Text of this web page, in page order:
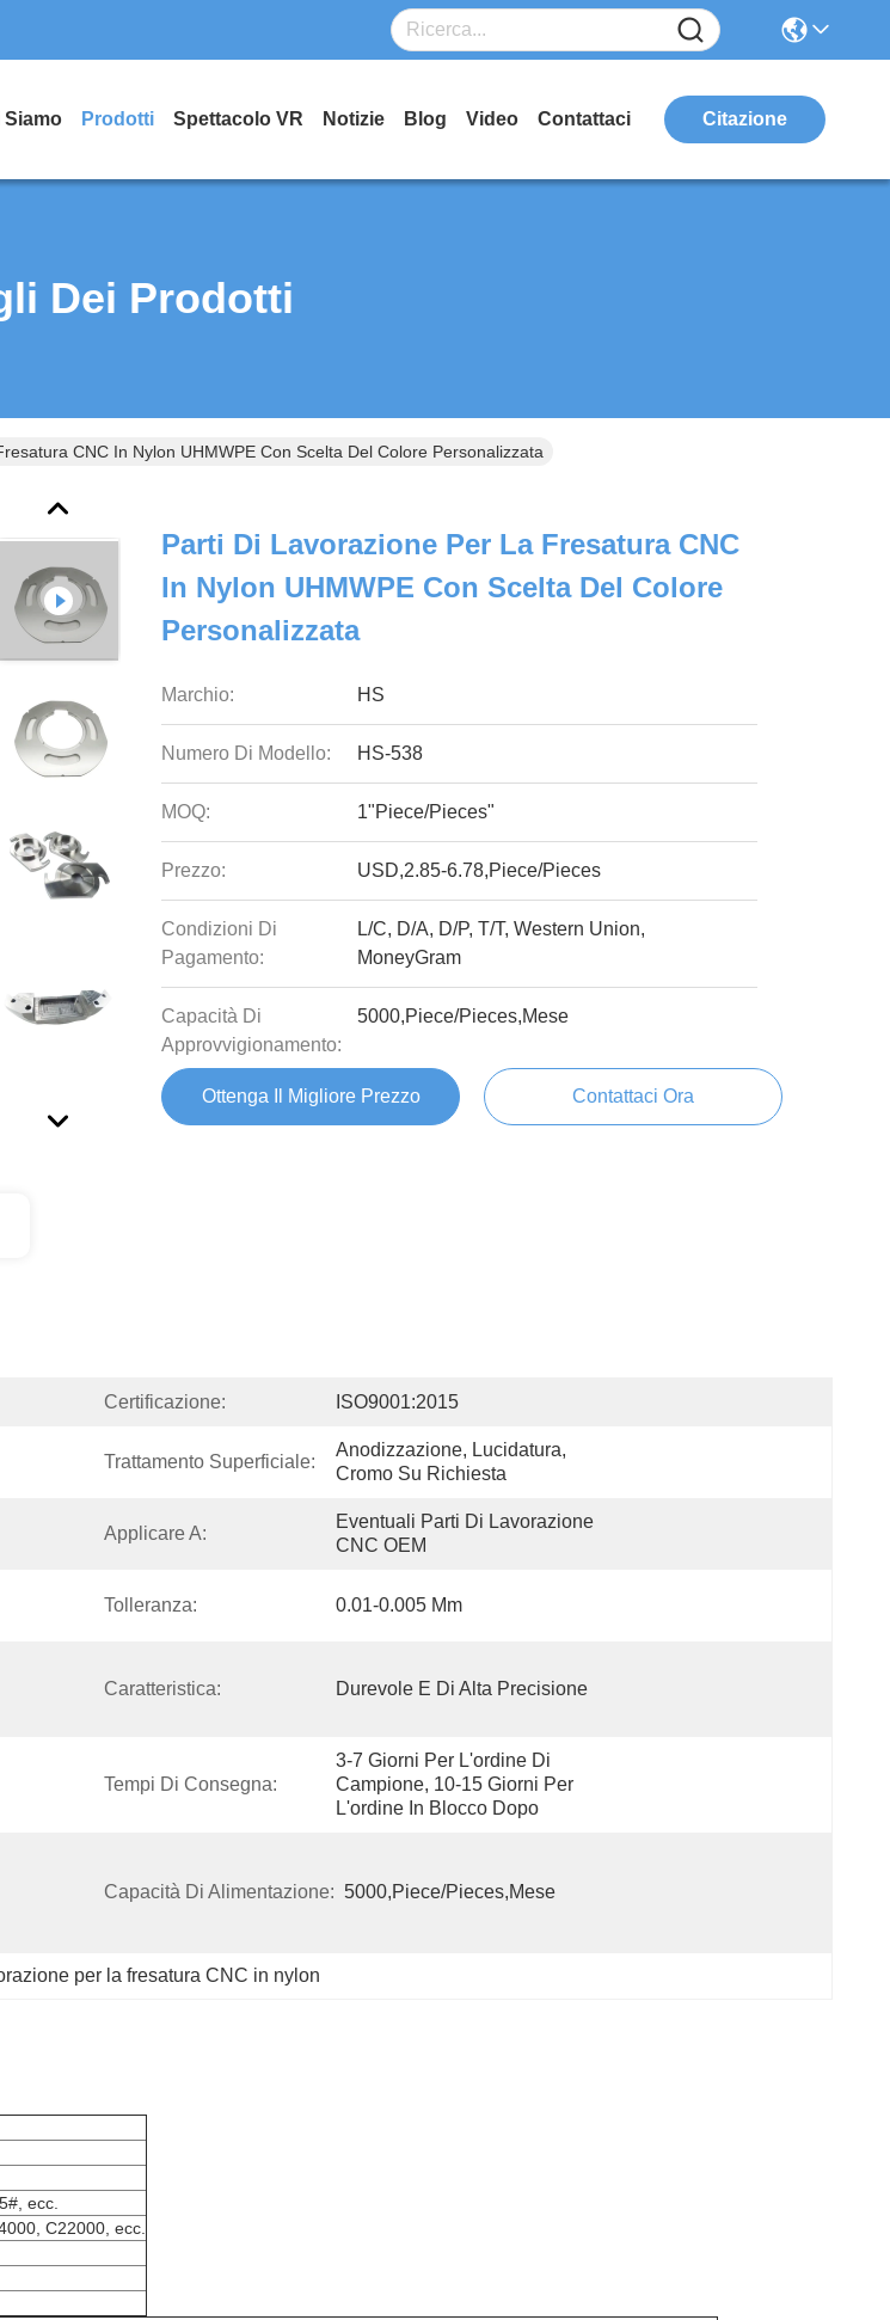
Siamo Prodotti Spettacolo VR Notizie Blog Video Contattaci Citazione
Dei Prodotti
CNC In Nylon UHMWPE Con Scelta Del Colore Personalizzata
Parti Di Lavorazione Per La Fresatura CNC
In Nylon UHMWPE Con Scelta Del Colore
Personalizzata
Marchio: HS
Numero Di Modello: HS-538
MOQ: 1"Piece/Pieces"
Prezzo: USD,2.85-6.78,Piece/Pieces
Condizioni Di
Pagamento:
L/C, D/A, D/P, T/T, Western Union,
MoneyGram
Capacità Di
Approvvigionamento:
5000,Piece/Pieces,Mese
Ottenga Il Migliore Prezzo Contattaci Ora
Certificazione: ISO9001:2015
Trattamento Superficiale:
Anodizzazione, Lucidatura,
Cromo Su Richiesta
Applicare A:
Eventuali Parti Di Lavorazione
CNC OEM
Tolleranza: 0.01-0.005 Mm
Caratteristica: Durevole E Di Alta Precisione
Tempi Di Consegna:
3-7 Giorni Per L'ordine Di
Campione, 10-15 Giorni Per
L'ordine In Blocco Dopo
Capacità Di Alimentazione: 5000,Piece/Pieces,Mese
per la fresatura CNC in nylon
ecc.
C22000, ecc.